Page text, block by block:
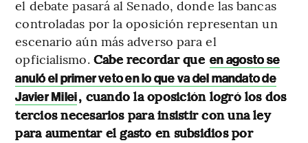
el debate pasará al Senado, donde las bancas
controladas por la oposición representan un
escenario aún más adverso para el
opficialismo. Cabe recordar que en agosto se
anuló el primer veto en lo que va del mandato de
Javier Milei, cuando la oposición logró los dos
tercios necesarios para insistir con una ley
para aumentar el gasto en subsidios por